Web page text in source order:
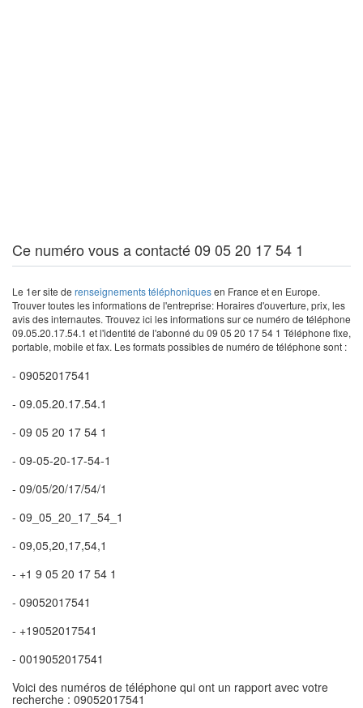
Ce numéro vous a contacté 09 05 20 17 54 1
Le 1er site de renseignements téléphoniquesen France et en Europe.
Trouver toutes les informations de l'entreprise: Horaires d'ouverture, prix, les
avis des internautes. Trouvez ici les informations sur ce numéro de téléphone
09.05.20.17.54.1 et l'identité de l'abonné du 09 05 20 17 54 1 Téléphone fixe,
portable, mobile et fax. Les formats possibles de numéro de téléphone sont :
- 09052017541
- 09.05.20.17.54.1
- 09 05 20 17 54 1
- 09-05-20-17-54-1
- 09/05/20/17/54/1
- 09_05_20_17_54_1
- 09,05,20,17,54,1
- +1 9 05 20 17 54 1
- 09052017541
- +19052017541
- 0019052017541
Voici des numéros de téléphone qui ont un rapport avec votre
recherche : 09052017541